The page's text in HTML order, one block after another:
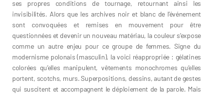
ses propres conditions de tournage, retournant ainsi les
invisibilités. Alors que les archives noir et blanc de l’événement
sont convoquées et remises en mouvement pour être
questionnées et devenir un nouveau matériau, la couleur s’expose
comme un autre enjeu pour ce groupe de femmes. Signe du
modernisme polonais (masculin), la voici réappropriée : gélatines
colorées qu’elles manipulent, vêtements monochromes qu’elles
portent, scotchs, murs. Superpositions, dessins, autant de gestes
qui suscitent et accompagnent le déploiement de la parole. Mais